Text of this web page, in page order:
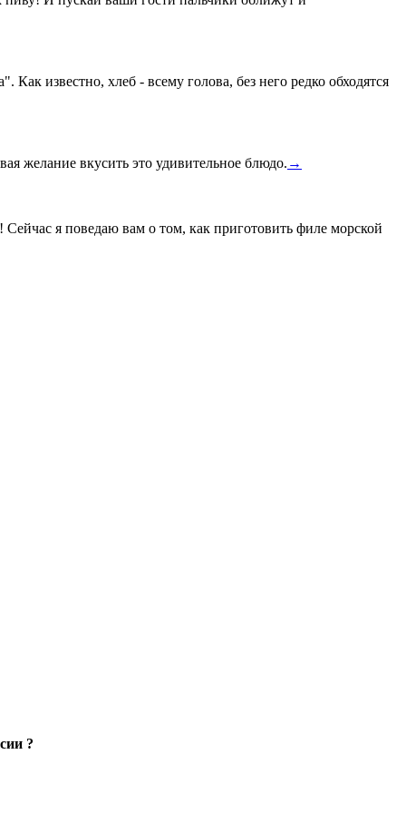
известно, хлеб - всему голова, без него редко обходятся
желание вкусить это удивительное блюдо. →
я поведаю вам о том, как приготовить филе морской
?